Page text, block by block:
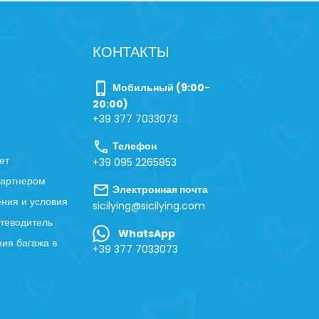
и условия
багажа в
КОНТАКТЫ
phone_iphone
Мобильный (9:00-
20:00)
+39 377 7033073
call Телефон
+39 095 2265853
mail Электронная почта
sicilying@sicilying.com
WhatsApp
+39 377 7033073